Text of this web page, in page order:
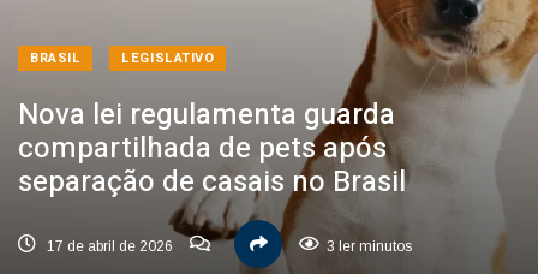
BRASIL LEGISLATIVO
Nova lei regulamenta guarda
compartilhada de pets após
separação de casais no Brasil
17 de abril de 2026 3 ler minutos